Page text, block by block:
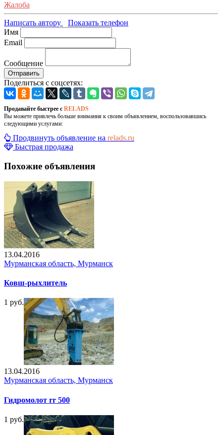
Жалоба
Написать автору
Показать телефон
Имя
Email
Сообщение
Отправить
Поделиться с соцсетях:
Продавайте быстрее с RELADS
Вы можете привлечь больше внимания к своим объявлением, воспользовавшись
следующими услугами:
Продвинуть объявление на relads.ru
Быстрая продажа
Похожие объявления
13.04.2016
Мурманская область, Мурманск
Ковш-рыхлитель
1 руб.
13.04.2016
Мурманская область, Мурманск
Гидромолот rr 500
1 руб.